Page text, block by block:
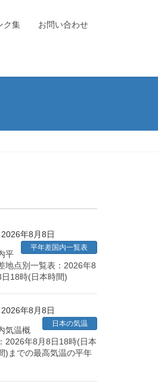
ク集 お問い合わせ
2026年8月8日
平年差国内一覧表
地点別一覧表：2026年8
日18時(日本時間)
2026年8月8日
日本の気温
2026年8月8日18時(日本
)までの最高気温の平年